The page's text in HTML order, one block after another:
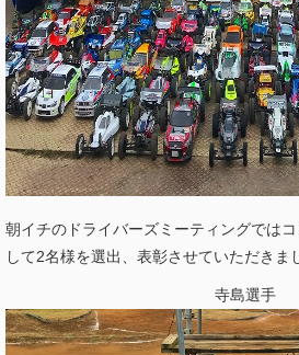
朝イチのドライバーズミーティングでは
して2名様を選出、表彰させていただきま
寺島選手